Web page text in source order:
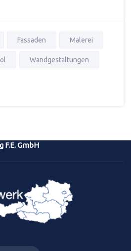
Fassaden Malerei
Wandgestaltungen
GmbH